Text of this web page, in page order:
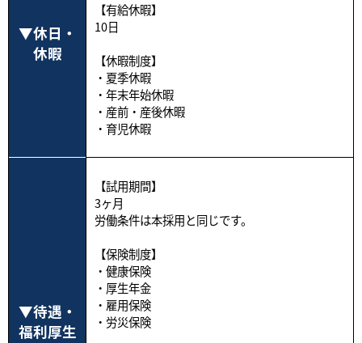
休日・
休暇
【有給休暇】
10日
【休暇制度】
・夏季休暇
・年末年始休暇
・産前・産後休暇
・育児休暇
待遇・
福利厚生
【試用期間】
3ヶ月
労働条件は本採用と同じです。
【保険制度】
・健康保険
・厚生年金
・雇用保険
・労災保険